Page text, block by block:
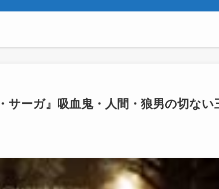
サーガ』吸血鬼・人間・狼男の切ない